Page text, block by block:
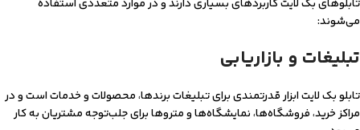
تابلوهای بک لایت کاربردهای بسیاری دارند و در موارد متعددی استفاده
می‌شوند:
تبلیغات و بازاریابی
تابلو بک لایت ابزار قدرتمندی برای تبلیغات برندها، محصولات و خدمات است و در
مراکز خرید، فروشگاه‌ها، نمایشگاه‌ها و متروها برای جلب‌توجه مشتریان به کار